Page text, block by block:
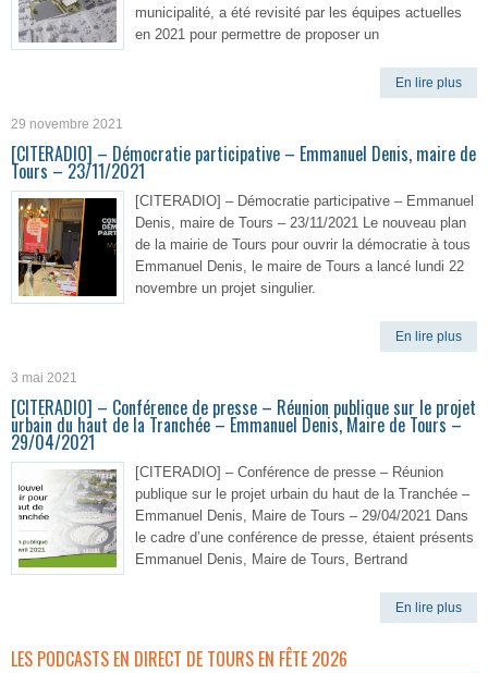
municipalité, a été revisité par les équipes actuelles
en 2021 pour permettre de proposer un
En lire plus
29 novembre 2021
[CITERADIO] – Démocratie participative – Emmanuel Denis, maire de
Tours – 23/11/2021
[CITERADIO] – Démocratie participative – Emmanuel
Denis, maire de Tours – 23/11/2021 Le nouveau plan
de la mairie de Tours pour ouvrir la démocratie à tous
Emmanuel Denis, le maire de Tours a lancé lundi 22
novembre un projet singulier.
En lire plus
3 mai 2021
[CITERADIO] – Conférence de presse – Réunion publique sur le projet
urbain du haut de la Tranchée – Emmanuel Denis, Maire de Tours –
29/04/2021
[CITERADIO] – Conférence de presse – Réunion
publique sur le projet urbain du haut de la Tranchée –
Emmanuel Denis, Maire de Tours – 29/04/2021 Dans
le cadre d’une conférence de presse, étaient présents
Emmanuel Denis, Maire de Tours, Bertrand
En lire plus
LES PODCASTS EN DIRECT DE TOURS EN FÊTE 2026